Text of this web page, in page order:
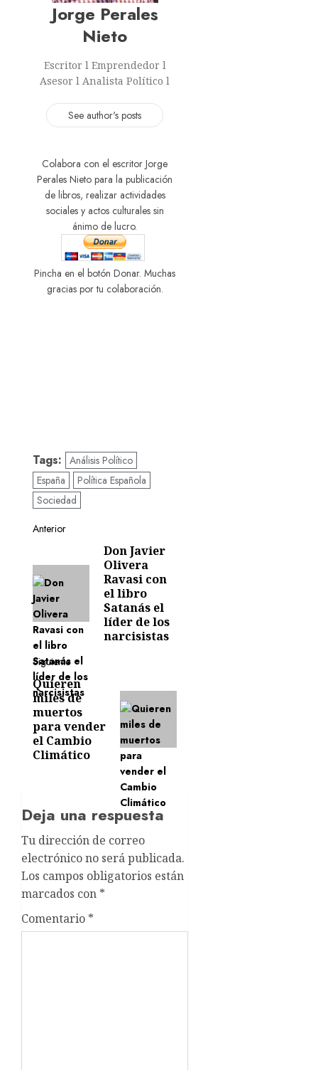
Jorge Perales
Nieto
Escritor l Emprendedor l
Asesor l Analista Político l
See author's posts
Colabora con el escritor Jorge
Perales Nieto para la publicación
de libros, realizar actividades
sociales y actos culturales sin
ánimo de lucro.
Pincha en el botón Donar. Muchas
gracias por tu colaboración.
Tags: Análisis Político
España
Política Española
Sociedad
Navegación
de
entradas
Anterior
anterior:
Don Javier
Olivera
Ravasi con
el libro
Satanás el
líder de los
narcisistas
Siguiente
Siguiente
entrada:
Quieren
miles de
muertos
para vender
el Cambio
Climático
Deja una respuesta
Tu dirección de correo
electrónico no será publicada.
Los campos obligatorios están
marcados con *
Comentario *